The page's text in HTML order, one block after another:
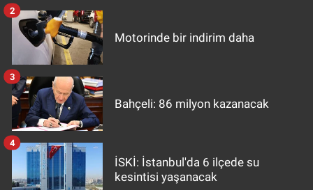
Motorinde bir indirim daha
2
Bahçeli: 86 milyon kazanacak
3
İSKİ: İstanbul'da 6 ilçede su
kesintisi yaşanacak
4